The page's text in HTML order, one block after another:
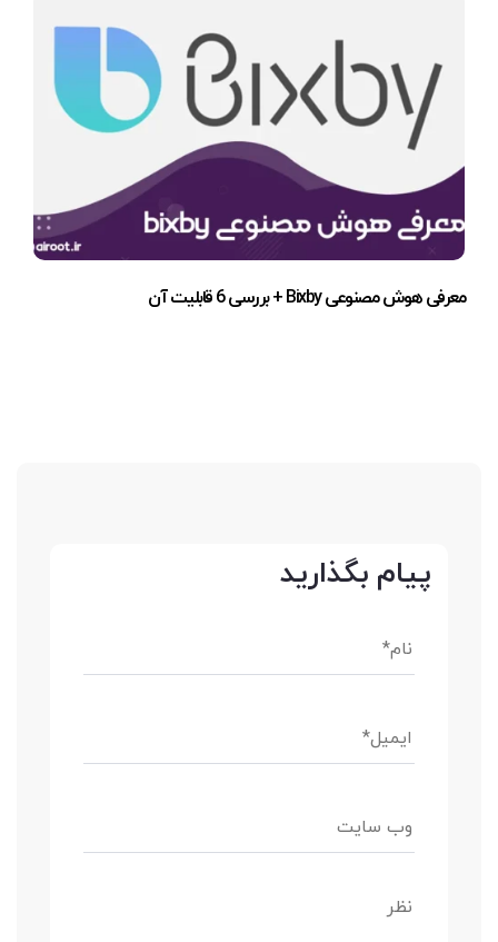
معرفی هوش مصنوعی Bixby + بررسی 6 قابلیت آن
پیام بگذارید